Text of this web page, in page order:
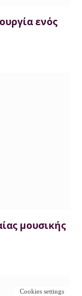
ενός
μουσικής
Cookies settings